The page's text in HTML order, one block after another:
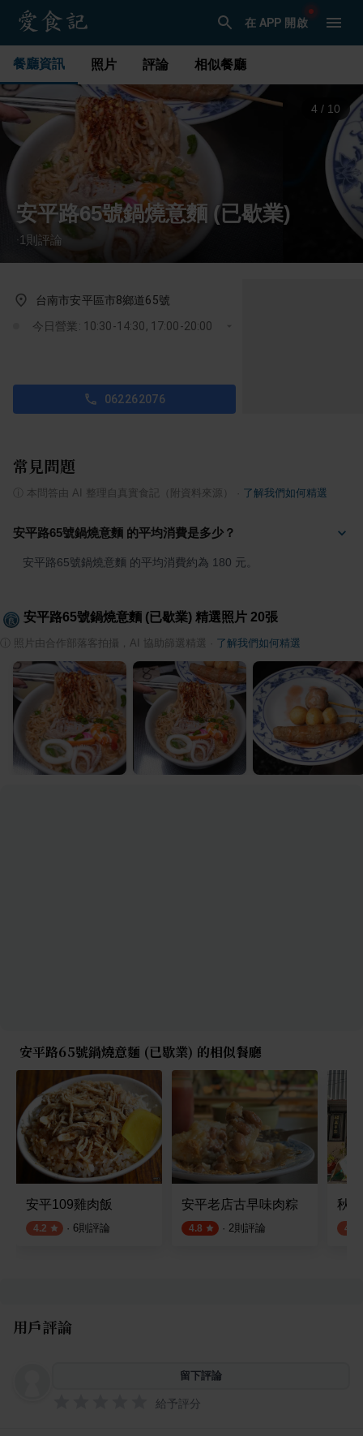
在 APP 開啟
餐廳資訊 照片 評論 相似餐廳
4 / 10
安平路65號鍋燒意麵 (已歇業)
· 1 則評論
台南市安平區市8鄉道65號
今日營業: 10:30-14:30, 17:00-20:00
062262076
常見問題
本問答由 AI 整理自真實食記（附資料來源） 了解我們如何精選
安平路65號鍋燒意麵 的平均消費是多少？
安平路65號鍋燒意麵 的平均消費約為 180 元。
安平路65號鍋燒意麵 (已歇業) 精選照片 20張
照片由合作部落客拍攝，AI 協助篩選精選 了解我們如何精選
安平路65號鍋燒意麵 (已歇業) 的相似餐廳
安平109雞肉飯
4.2 · 6則評論
安平老店古早味肉粽
4.8 · 2則評論
秋
4.2
用戶評論
留下評論
給予評分